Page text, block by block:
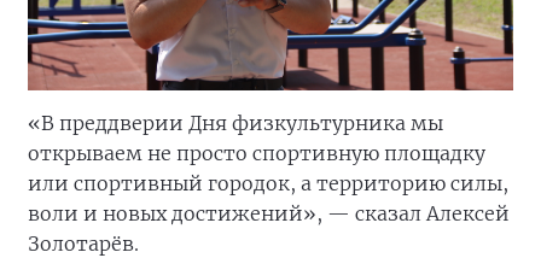
«В преддверии Дня физкультурника мы
открываем не просто спортивную площадку
или спортивный городок, а территорию силы,
воли и новых достижений», — сказал Алексей
Золотарёв.